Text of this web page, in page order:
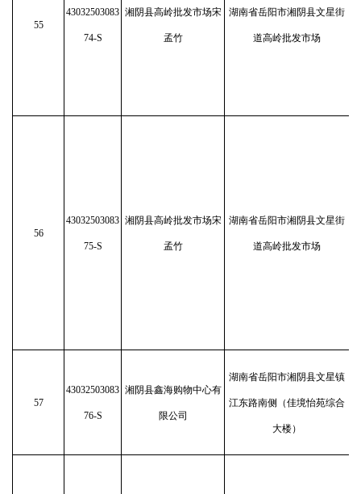
55
43032503083
74-S
湘阴县高岭批发市场宋
孟竹
湖南省岳阳市湘阴县文星街
道高岭批发市场
56
43032503083
75-S
湘阴县高岭批发市场宋
孟竹
湖南省岳阳市湘阴县文星街
道高岭批发市场
57
43032503083
76-S
湘阴县鑫海购物中心有
限公司
湖南省岳阳市湘阴县文星镇
江东路南侧（佳境怡苑综合
大楼）